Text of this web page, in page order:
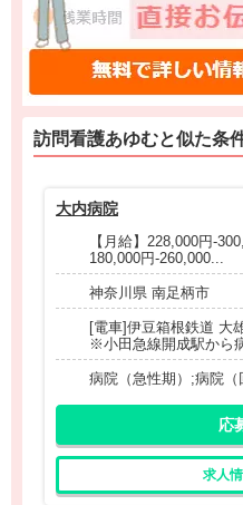
訪問看護あゆむと似た条
大内病院
【月給】228,000円-
180,000円-260,000...
神奈川県 南足柄市
[電車]伊豆箱根鉄道 大
※小田急線開成駅から
病院（急性期）;病院（
応
求人